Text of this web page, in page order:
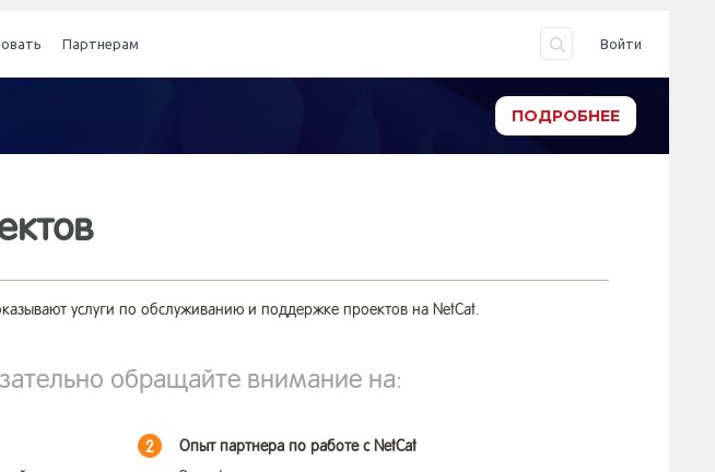
Партнерам Войти
ПОДРОБНЕЕ
услуги по обслуживанию и поддержке проектов на NetCat.
обращайте внимание на:
2
Опыт партнера по работе с NetCat